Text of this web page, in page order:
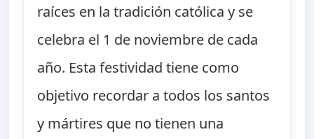
raíces en la tradición católica y se
celebra el 1 de noviembre de cada
año. Esta festividad tiene como
objetivo recordar a todos los santos
y mártires que no tienen una